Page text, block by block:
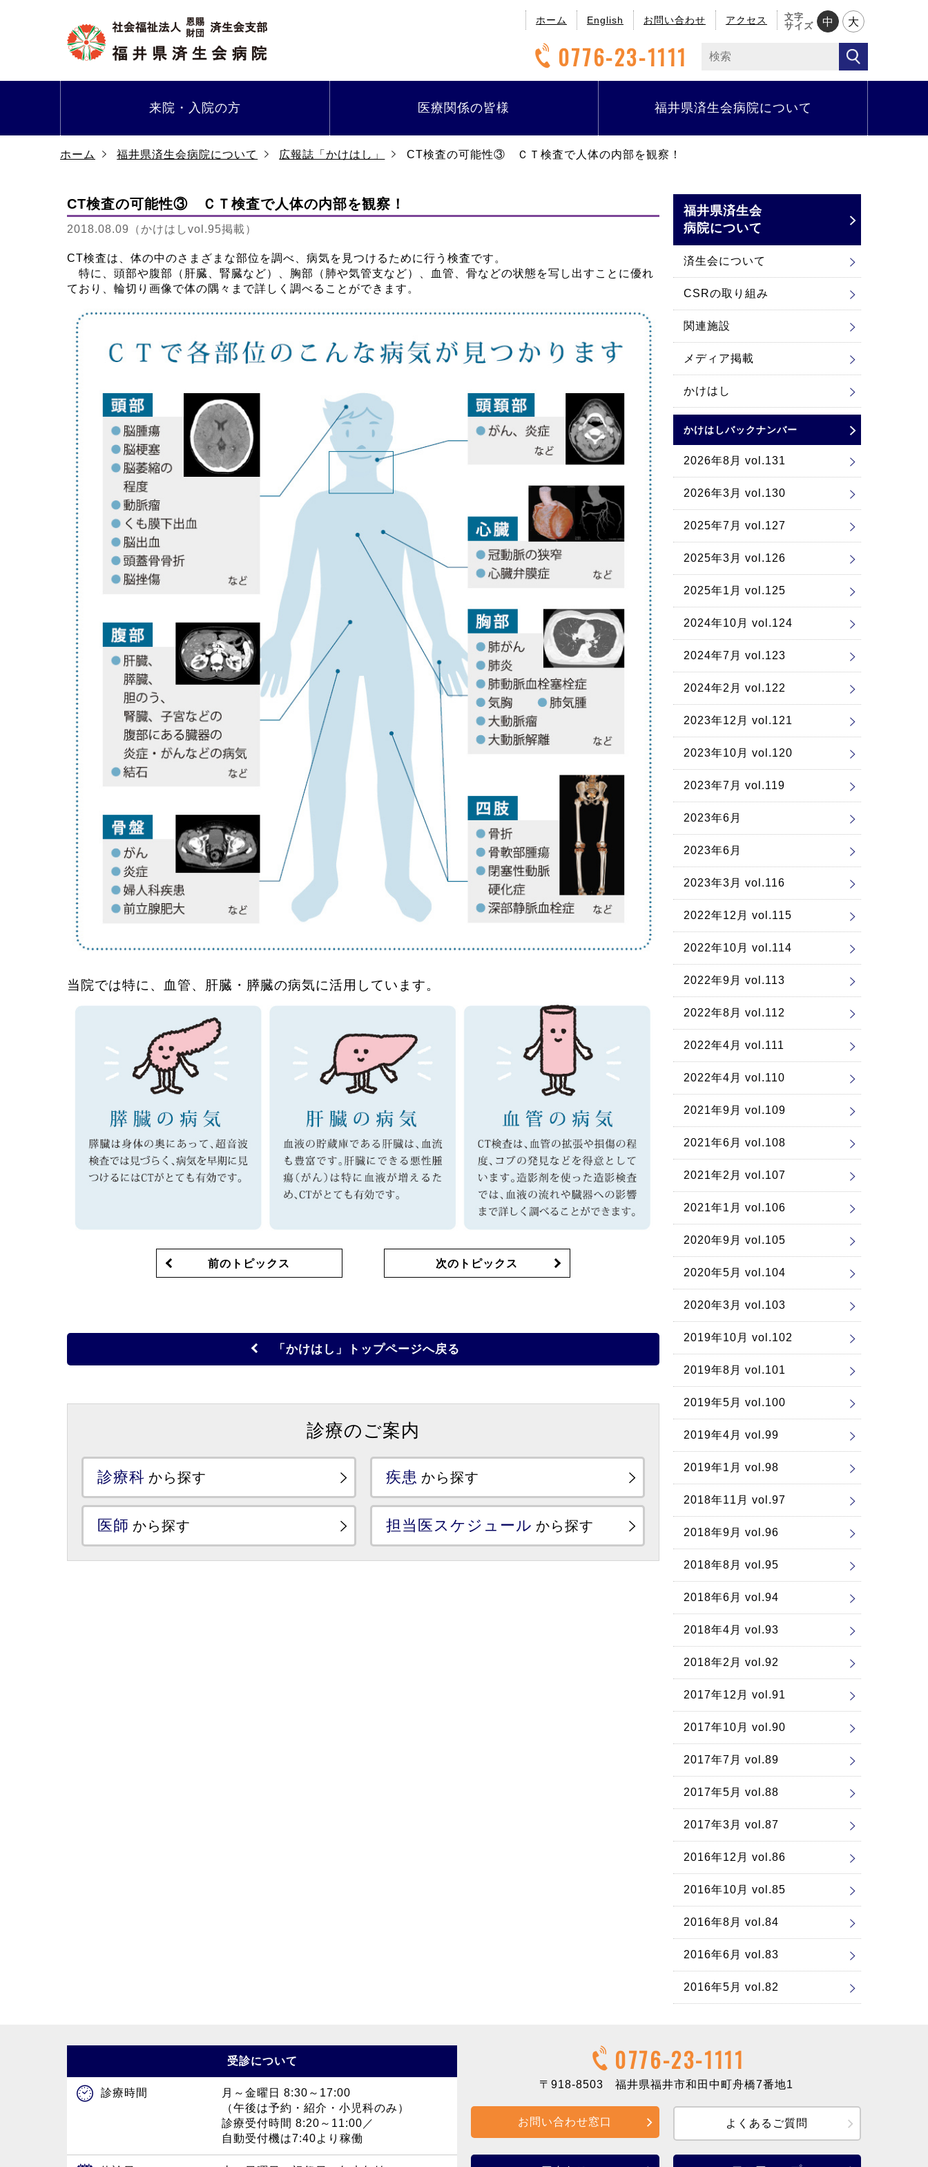
ホーム English お問い合わせ アクセス
文字
サイズ
中 大
0776-23-1111
来院・ 入院の方 医療関係の皆様 福井県済生会病院について
ホーム 福井県済生会病院について 広報誌「かけはし」 CT検査の可能性③ ＣＴ検査で人体の内部を観察！
CT検査の可能性③ ＣＴ検査で人体の内部を観察！
2018.08.09（かけはしvol.95掲載）
CT検査は、体の中のさまざまな部位を調べ、病気を見つけるために行う検査です。
特に、頭部や腹部（肝臓、腎臓など）、胸部（肺や気管支など）、血管、骨などの状態を写し出すことに優れ
ており、輪切り画像で体の隅々まで詳しく調べることができます。
当院では特に、血管、肝臓・膵臓の病気に活用しています。
前のトピックス 次のトピックス
「かけはし」トップページへ戻る
診療のご案内
診療科 から探す 疾患 から探す
医師 から探す 担当医スケジュール から探す
福井県済生会
病院について
済生会について
CSRの取り組み
関連施設
メディア掲載
かけはし
かけはしバックナンバー
2026年8月 vol.131
2026年3月 vol.130
2025年7月 vol.127
2025年3月 vol.126
2025年1月 vol.125
2024年10月 vol.124
2024年7月 vol.123
2024年2月 vol.122
2023年12月 vol.121
2023年10月 vol.120
2023年7月 vol.119
2023年6月
2023年6月
2023年3月 vol.116
2022年12月 vol.115
2022年10月 vol.114
2022年9月 vol.113
2022年8月 vol.112
2022年4月 vol.111
2022年4月 vol.110
2021年9月 vol.109
2021年6月 vol.108
2021年2月 vol.107
2021年1月 vol.106
2020年9月 vol.105
2020年5月 vol.104
2020年3月 vol.103
2019年10月 vol.102
2019年8月 vol.101
2019年5月 vol.100
2019年4月 vol.99
2019年1月 vol.98
2018年11月 vol.97
2018年9月 vol.96
2018年8月 vol.95
2018年6月 vol.94
2018年4月 vol.93
2018年2月 vol.92
2017年12月 vol.91
2017年10月 vol.90
2017年7月 vol.89
2017年5月 vol.88
2017年3月 vol.87
2016年12月 vol.86
2016年10月 vol.85
2016年8月 vol.84
2016年6月 vol.83
2016年5月 vol.82
受診について
診療時間
月～金曜日 8:30～17:00
（午後は予約・紹介・小児科のみ）
診療受付時間 8:20～11:00／
自動受付機は7:40より稼働
0776-23-1111
〒918-8503 福井県福井市和田中町舟橋7番地1
お問い合わせ窓口 よくあるご質問